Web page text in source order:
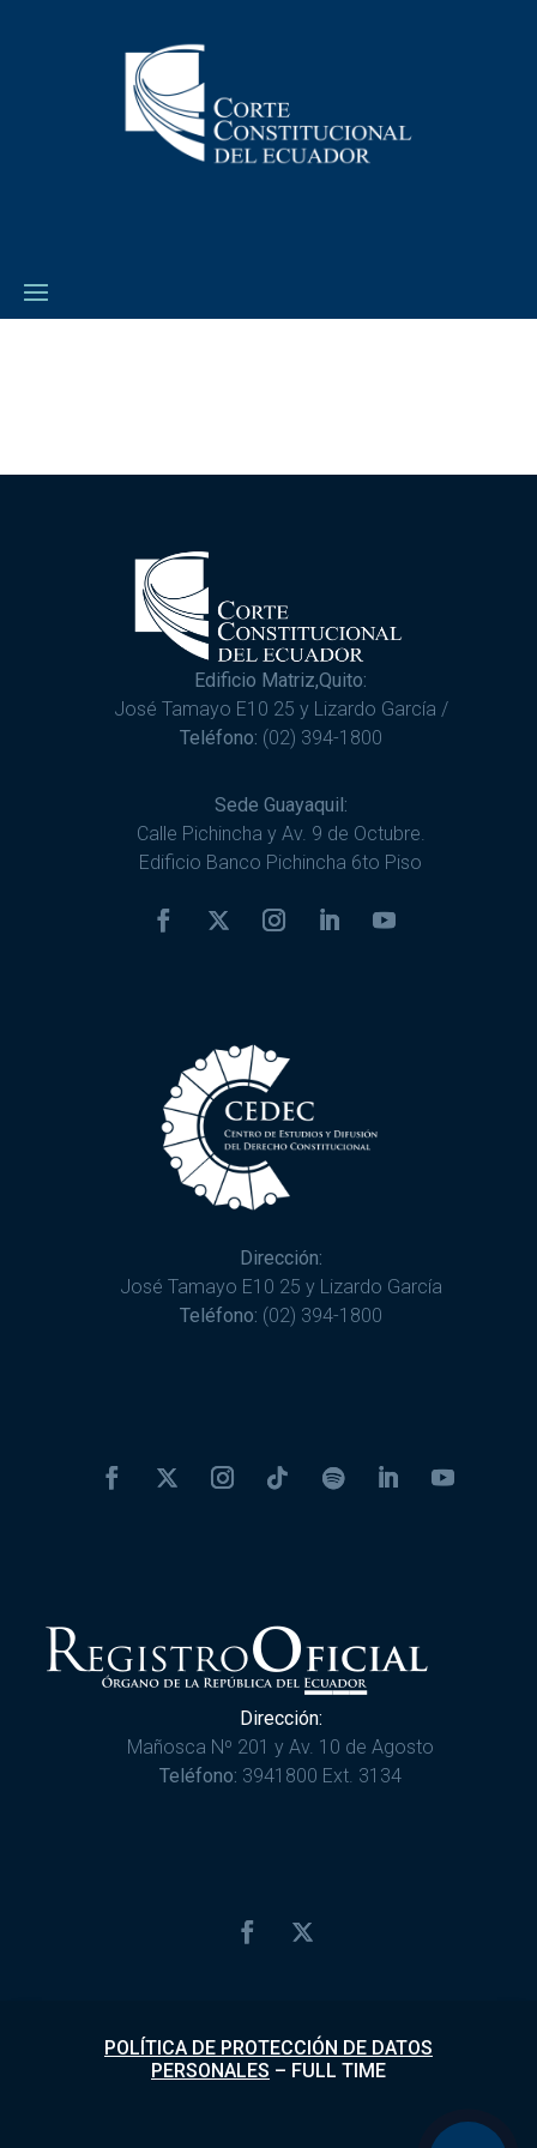
Edificio Matriz,Quito:
José Tamayo E10 25 y Lizardo García /
Teléfono: (02) 394-1800
Sede Guayaquil:
Calle Pichincha y Av. 9 de Octubre.
Edificio Banco Pichincha 6to Piso
Dirección:
José Tamayo E10 25 y Lizardo García
Teléfono: (02) 394-1800
Dirección:
Mañosca Nº 201 y Av. 10 de Agosto
Teléfono: 3941800 Ext. 3134
POLÍTICA DE PROTECCIÓN DE DATOS
PERSONALES – FULL TIME